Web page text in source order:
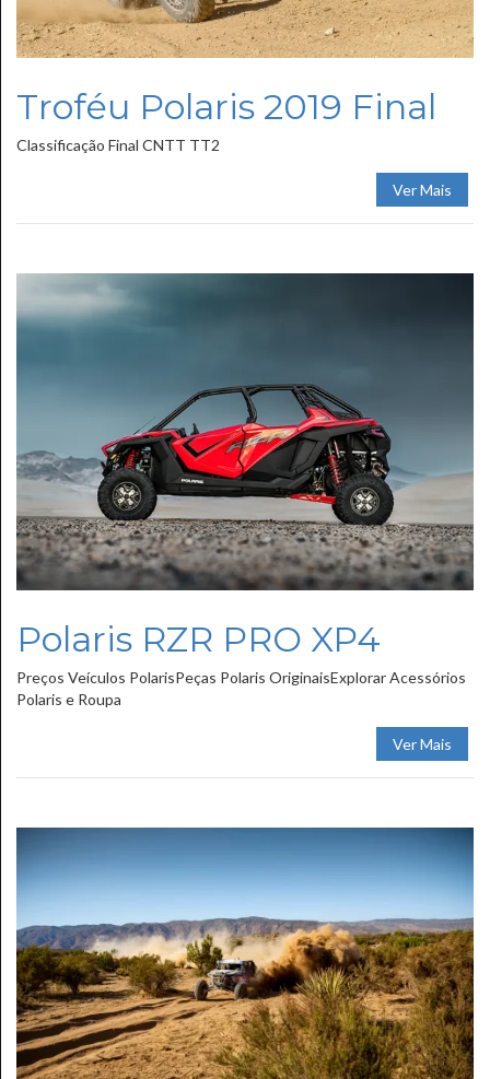
Troféu Polaris 2019 Final
Classificação Final CNTT TT2
Ver Mais
Polaris RZR PRO XP4
Preços Veículos PolarisPeças Polaris OriginaisExplorar Acessórios
Polaris e Roupa
Ver Mais